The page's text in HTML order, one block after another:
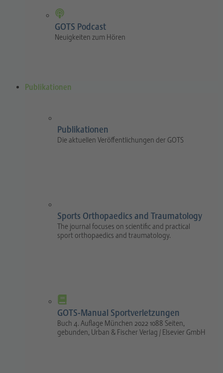
GOTS Podcast
Neuigkeiten zum Hören
Publikationen
Publikationen
Die aktuellen Veröffentlichungen der GOTS
Sports Orthopaedics and Traumatology
The journal focuses on scientific and practical
sport orthopaedics and traumatology.
GOTS-Manual Sportverletzungen
Buch 4. Auflage München 2022 1088 Seiten,
gebunden, Urban & Fischer Verlag / Elsevier GmbH